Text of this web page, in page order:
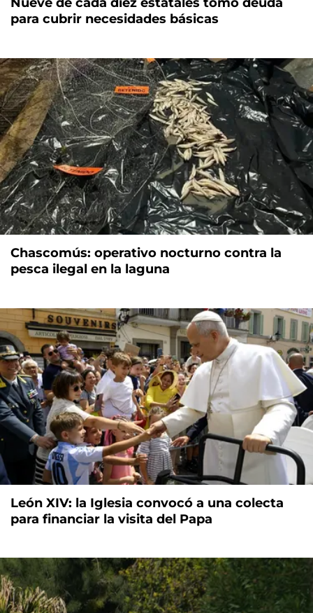
para cubrir necesidades básicas
Chascomús: operativo nocturno contra la
pesca ilegal en la laguna
León XIV: la Iglesia convocó a una colecta
para financiar la visita del Papa